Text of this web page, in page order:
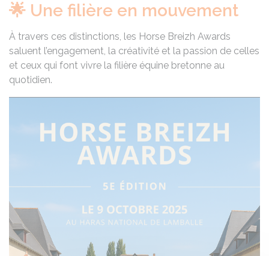
🌟 Une filière en mouvement
À travers ces distinctions, les Horse Breizh Awards
saluent l’engagement, la créativité et la passion de celles
et ceux qui font vivre la filière équine bretonne au
quotidien.